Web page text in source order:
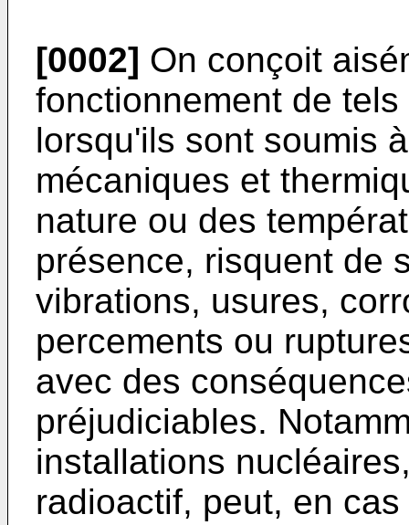
[0002] On conçoit
fonctionnement de
lorsqu'ils sont soumis
mécaniques et
nature ou des
présence, risquent de
vibrations, usures,
percements ou
avec des
préjudiciables.
installations
radioactif, peut, en